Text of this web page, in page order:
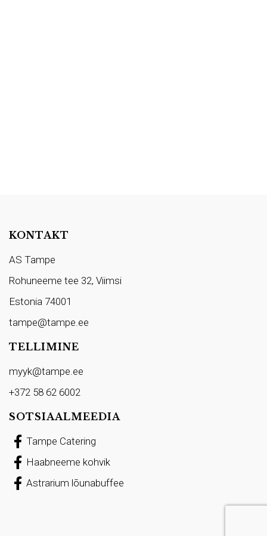
KONTAKT
AS Tampe
Rohuneeme tee 32, Viimsi
Estonia 74001
tampe@tampe.ee
TELLIMINE
myyk@tampe.ee
+372 58 62 6002
SOTSIAALMEEDIA
Tampe Catering
Haabneeme kohvik
Astrarium lõunabuffee